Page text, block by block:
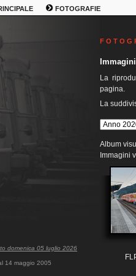
FOTOGRAFIE
domenica 05 luglio 2026
14 maggio 2005
F O T O G
La
pagina.
La
Album
Immagini